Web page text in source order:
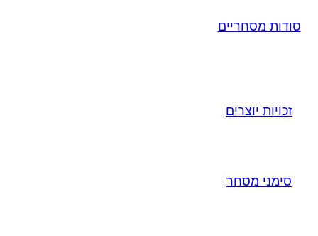
סודות מסחריים
זכויות יוצרים
סימני מסחר